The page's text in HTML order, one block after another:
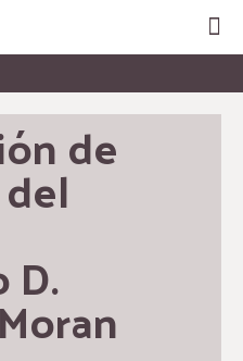
de